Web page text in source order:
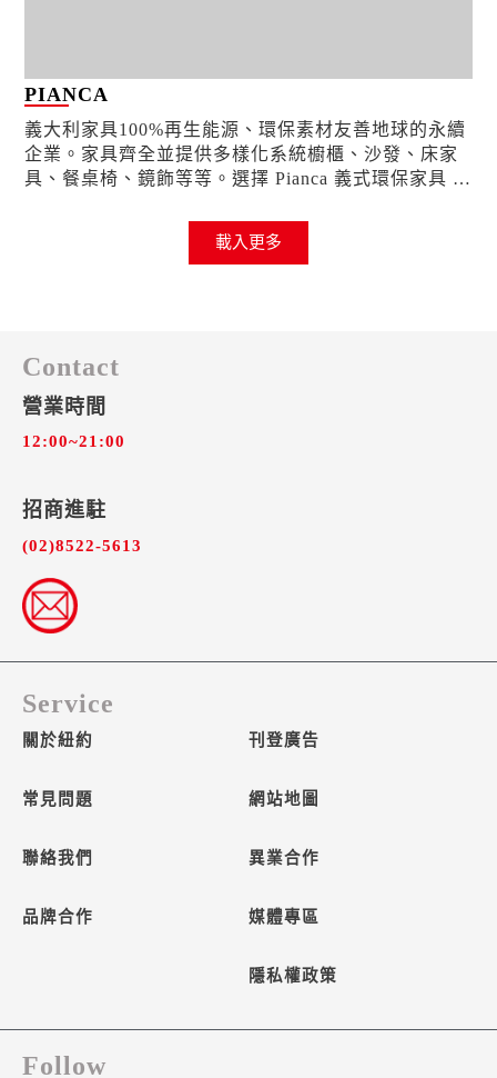
PIANCA
義大利家具100%再生能源、環保素材友善地球的永續
企業。家具齊全並提供多樣化系統櫥櫃、沙發、床家
具、餐桌椅、鏡飾等等。選擇 Pianca 義式環保家具 即
載入更多
Contact
營業時間
12:00~21:00
招商進駐​
(02)8522-5613
Service
關於紐約
常見問題
聯絡我們
品牌合作
刊登廣告
網站地圖
異業合作
媒體專區
隱私權政策
Follow